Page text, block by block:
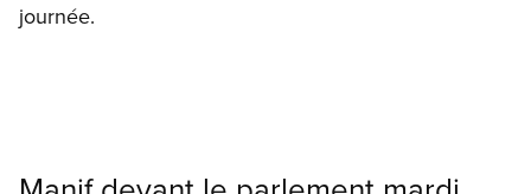
journée.